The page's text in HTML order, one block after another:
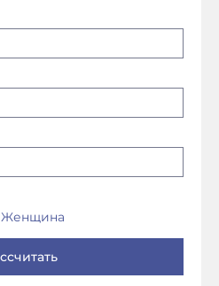
Женщина